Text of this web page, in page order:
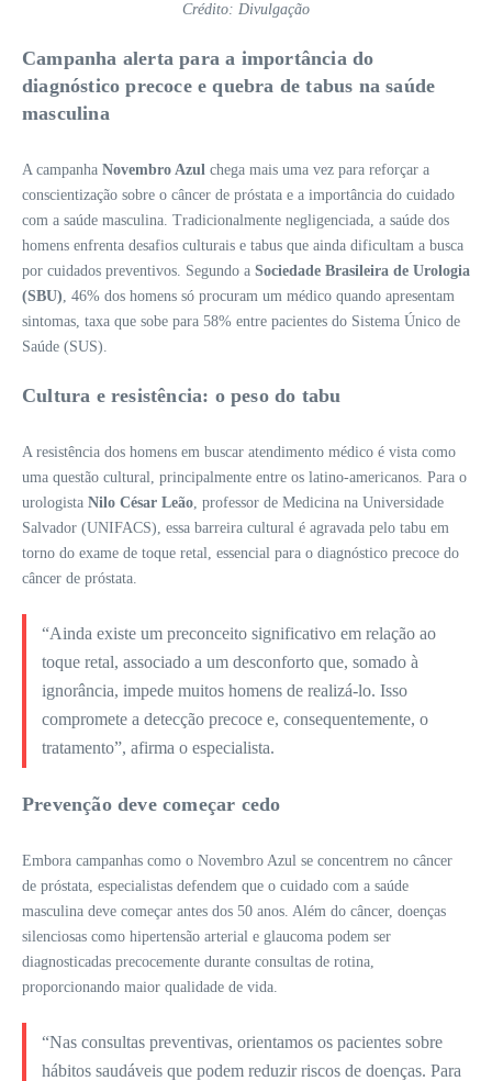
Crédito: Divulgação
Campanha alerta para a importância do
diagnóstico precoce e quebra de tabus na saúde
masculina
A campanha Novembro Azul chega mais uma vez para reforçar a
conscientização sobre o câncer de próstata e a importância do cuidado
com a saúde masculina. Tradicionalmente negligenciada, a saúde dos
homens enfrenta desafios culturais e tabus que ainda dificultam a busca
por cuidados preventivos. Segundo a Sociedade Brasileira de Urologia
(SBU), 46% dos homens só procuram um médico quando apresentam
sintomas, taxa que sobe para 58% entre pacientes do Sistema Único de
Saúde (SUS).
Cultura e resistência: o peso do tabu
A resistência dos homens em buscar atendimento médico é vista como
uma questão cultural, principalmente entre os latino-americanos. Para o
urologista Nilo César Leão, professor de Medicina na Universidade
Salvador (UNIFACS), essa barreira cultural é agravada pelo tabu em
torno do exame de toque retal, essencial para o diagnóstico precoce do
câncer de próstata.
“Ainda existe um preconceito significativo em relação ao
toque retal, associado a um desconforto que, somado à
ignorância, impede muitos homens de realizá-lo. Isso
compromete a detecção precoce e, consequentemente, o
tratamento”, afirma o especialista.
Prevenção deve começar cedo
Embora campanhas como o Novembro Azul se concentrem no câncer
de próstata, especialistas defendem que o cuidado com a saúde
masculina deve começar antes dos 50 anos. Além do câncer, doenças
silenciosas como hipertensão arterial e glaucoma podem ser
diagnosticadas precocemente durante consultas de rotina,
proporcionando maior qualidade de vida.
“Nas consultas preventivas, orientamos os pacientes sobre
hábitos saudáveis que podem reduzir riscos de doenças. Para